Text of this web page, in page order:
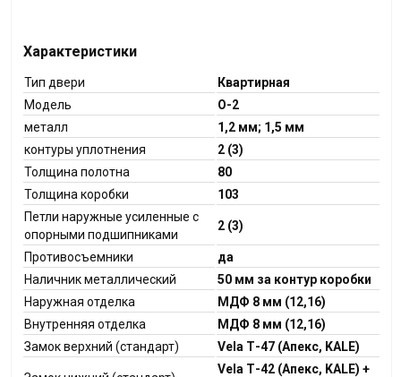
Характеристики
Тип двери
Квартирная
Модель
О-2
металл
1,2 мм; 1,5 мм
контуры уплотнения
2 (3)
Толщина полотна
80
Толщина коробки
103
Петли наружные усиленные с
опорными подшипниками
2 (3)
Противосъемники
да
Наличник металлический
50 мм за контур коробки
Наружная отделка
МДФ 8 мм (12,16)
Внутренняя отделка
МДФ 8 мм (12,16)
Замок верхний (стандарт)
Vela Т-47 (Апекс, KALE)
Vela Т-42 (Апекс, KALE) +